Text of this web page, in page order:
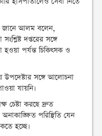
জানে আলম বলেন,
দপ্তরের সঙ্গে
হওয়া পর্যন্ত চিকিৎসক ও
উপদেষ্টার সঙ্গে আলোচনা
যায়নি।
চেষ্টা করছে দ্রুত
পরিস্থিতি যেন
হচ্ছে।